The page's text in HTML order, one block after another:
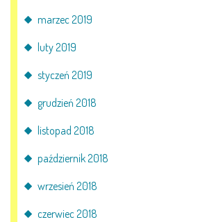
marzec 2019
luty 2019
styczeń 2019
grudzień 2018
listopad 2018
październik 2018
wrzesień 2018
czerwiec 2018